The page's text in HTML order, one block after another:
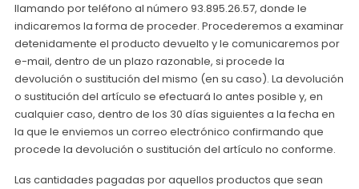
llamando por teléfono al número 93.895.26.57, donde le
indicaremos la forma de proceder. Procederemos a examinar
detenidamente el producto devuelto y le comunicaremos por
e-mail, dentro de un plazo razonable, si procede la
devolución o sustitución del mismo (en su caso). La devolución
o sustitución del artículo se efectuará lo antes posible y, en
cualquier caso, dentro de los 30 días siguientes a la fecha en
la que le enviemos un correo electrónico confirmando que
procede la devolución o sustitución del artículo no conforme.
Las cantidades pagadas por aquellos productos que sean